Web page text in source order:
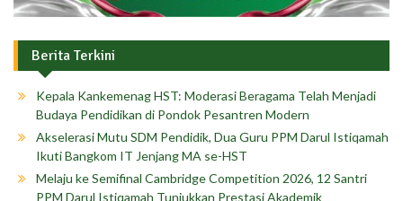
Berita Terkini
Kepala Kankemenag HST: Moderasi Beragama Telah Menjadi
Budaya Pendidikan di Pondok Pesantren Modern
Akselerasi Mutu SDM Pendidik, Dua Guru PPM Darul Istiqamah
Ikuti Bangkom IT Jenjang MA se-HST
Melaju ke Semifinal Cambridge Competition 2026, 12 Santri
PPM Darul Istiqamah Tunjukkan Prestasi Akademik